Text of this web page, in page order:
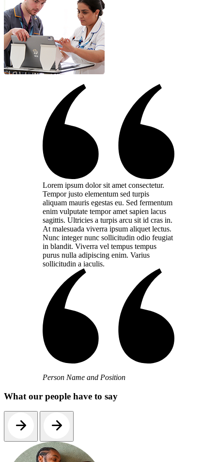
Lorem ipsum dolor sit amet consectetur.
Tempor justo elementum sed turpis
aliquam mauris egestas eu. Sed fermentum
enim vulputate tempor amet sapien lacus
sagittis. Ultricies a turpis arcu sit id cras in.
At malesuada viverra ipsum aliquet lectus.
Nunc integer nunc sollicitudin odio feugiat
in blandit. Viverra vel tempus tempus
purus nulla adipiscing enim. Varius
sollicitudin a iaculis.
Person Name and Position
What our people have to say